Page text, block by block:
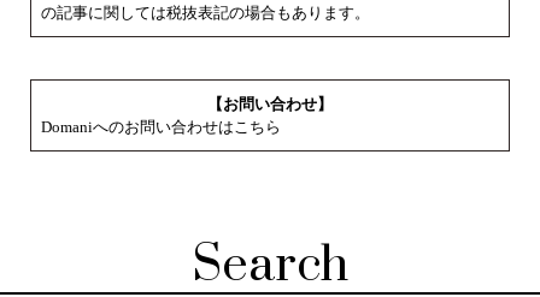
の記事に関しては税抜表記の場合もあります。
【お問い合わせ】
Domaniへのお問い合わせはこちら
Search